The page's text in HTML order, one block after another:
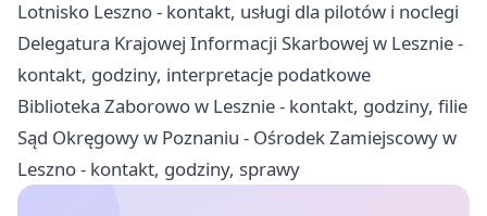
Lotnisko Leszno - kontakt, usługi dla pilotów i noclegi
Delegatura Krajowej Informacji Skarbowej w Lesznie -
kontakt, godziny, interpretacje podatkowe
Biblioteka Zaborowo w Lesznie - kontakt, godziny, filie
Sąd Okręgowy w Poznaniu - Ośrodek Zamiejscowy w
Leszno - kontakt, godziny, sprawy